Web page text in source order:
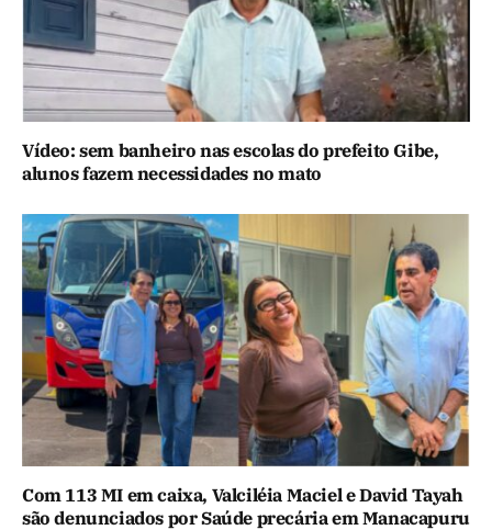
Vídeo: sem banheiro nas escolas do prefeito Gibe,
alunos fazem necessidades no mato
Com 113 MI em caixa, Valciléia Maciel e David Tayah
são denunciados por Saúde precária em Manacapuru